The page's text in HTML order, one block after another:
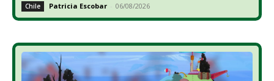
Chile Patricia Escobar - 06/08/2026